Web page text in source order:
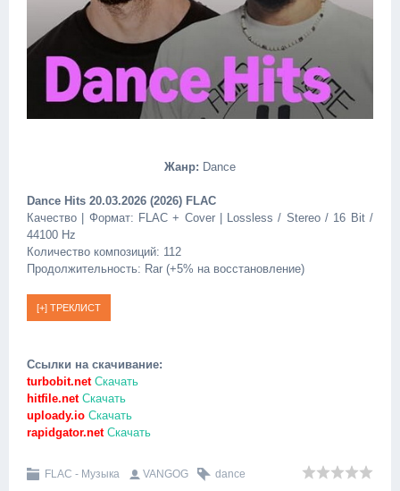
Жанр: Dance
Dance Hits 20.03.2026 (2026) FLAC
Качество | Формат: FLAC + Cover | Lossless / Stereo / 16 Bit /
44100 Hz
Количество композиций: 112
Продолжительность: Rar (+5% на восстановление)
Ссылки на скачивание:
turbobit.netСкачать
hitfile.netСкачать
uploady.io Скачать
rapidgator.netСкачать
FLAC - Музыка VANGOG
dance